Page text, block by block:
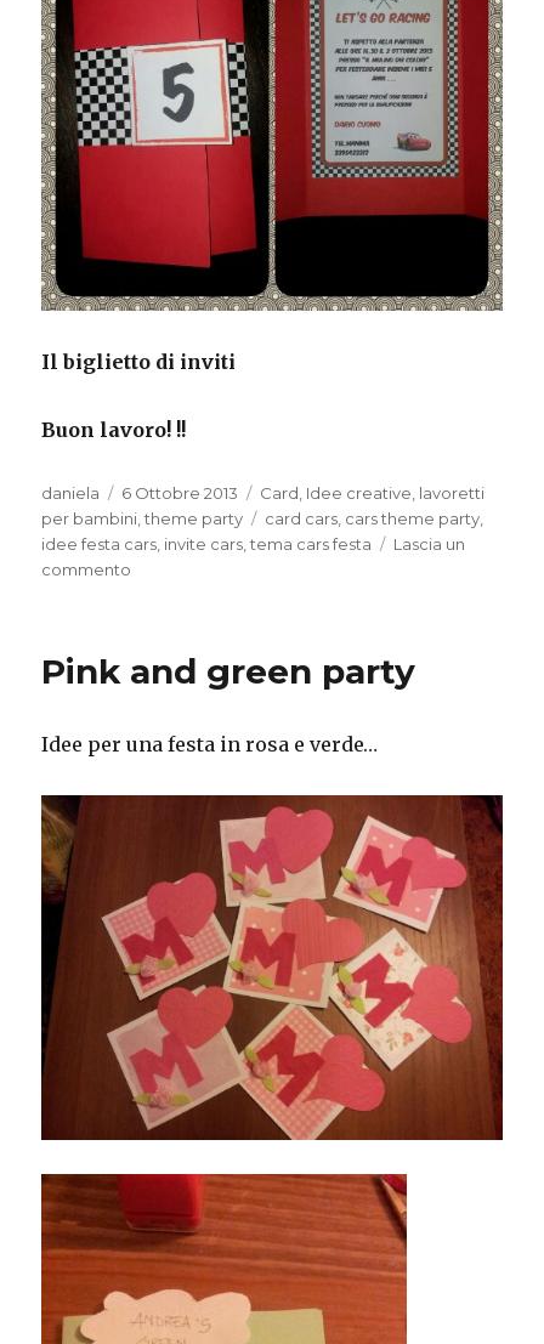
Il biglietto di inviti
Buon lavoro! !!
Autore
daniela
Pubblicato
il
6 Ottobre 2013 Categorie
Card Idee creative lavoretti
per bambini ,theme party Tag
card cars cars theme party
idee festa cars invite cars ,tema cars festa
Lascia un
commento
Pink and green party
Idee per una festa in rosa e verde…